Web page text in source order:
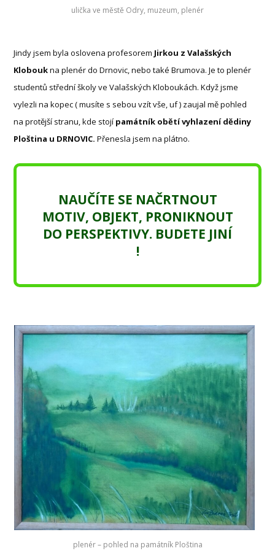
ulička ve městě Odry, muzeum, plenér
Jindy jsem byla oslovena profesorem Jirkou z Valašských
Kloboukna plenér do Drnovic, nebo také Brumova. Je to plenér
studentů střední školy ve Valašských Kloboukách. Když jsme
vylezli na kopec ( musíte s sebou vzít vše, uf ) zaujal mě pohled
na protější stranu, kde stojí památník obětívyhlazení dědiny
Ploština u DRNOVIC. Přenesla jsem na plátno.
NAUČÍTE SE NAČRTNOUT
MOTIV, OBJEKT, PRONIKNOUT
DO PERSPEKTIVY. BUDETE JINÍ
!
plenér – pohled na památník Ploština